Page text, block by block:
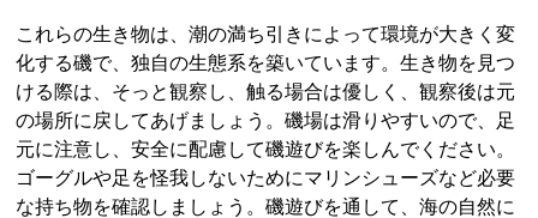
これらの生き物は、潮の満ち引きによって環境が大きく変
化する磯で、独自の生態系を築いています。生き物を見つ
ける際は、そっと観察し、触る場合は優しく、観察後は元
の場所に戻してあげましょう。磯場は滑りやすいので、足
元に注意し、安全に配慮して磯遊びを楽しんでください。
ゴーグルや足を怪我しないためにマリンシューズなど必要
な持ち物を確認しましょう。磯遊びを通して、海の自然に